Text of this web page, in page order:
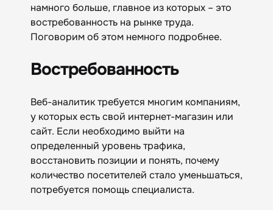
намного больше, главное из которых – это
востребованность на рынке труда.
Поговорим об этом немного подробнее.
Востребованность
Веб-аналитик требуется многим компаниям,
у которых есть свой интернет-магазин или
сайт. Если необходимо выйти на
определенный уровень трафика,
восстановить позиции и понять, почему
количество посетителей стало уменьшаться,
потребуется помощь специалиста.